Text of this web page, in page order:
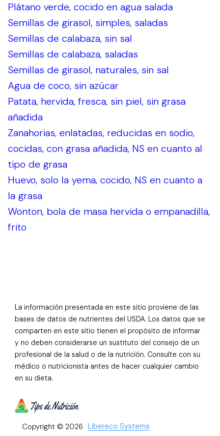
Plátano verde, cocido en agua salada
Semillas de girasol, simples, saladas
Semillas de calabaza, sin sal
Semillas de calabaza, saladas
Semillas de girasol, naturales, sin sal
Agua de coco, sin azúcar
Patata, hervida, fresca, sin piel, sin grasa
añadida
Zanahorias, enlatadas, reducidas en sodio,
cocidas, con grasa añadida, NS en cuanto al
tipo de grasa
Huevo, solo la yema, cocido, NS en cuanto a
la grasa
Wonton, bola de masa hervida o empanadilla,
frito
La información presentada en este sitio proviene de las
bases de datos de nutrientes del USDA. Los datos que se
comparten en este sitio tienen el propósito de informar
y no deben considerarse un sustituto del consejo de un
profesional de la salud o de la nutrición. Consulte con su
médico o nutricionista antes de hacer cualquier cambio
en su dieta.
Copyright © 2026 Libereco Systems